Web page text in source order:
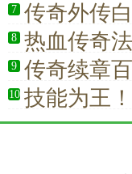
7 传奇外传
8 热血传奇
9 传奇续章
10 技能为王
术碾压对手